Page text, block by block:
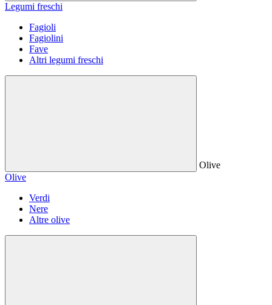
Legumi freschi
Fagioli
Fagiolini
Fave
Altri legumi freschi
Olive
Olive
Verdi
Nere
Altre olive